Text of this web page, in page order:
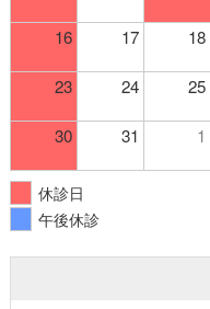
16 17 18
23 24 25
30 31 1
休診日
午後休診